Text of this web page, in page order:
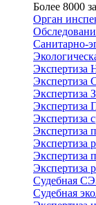
Более 8000
Орган
Санитарно-
Экспертиза
Экспертиза
Экспертиза
Экспертиза
Экспертиза
Экспертиза
Экспертиза
Экспертиза
Экспертиза
Судебная
Судебная